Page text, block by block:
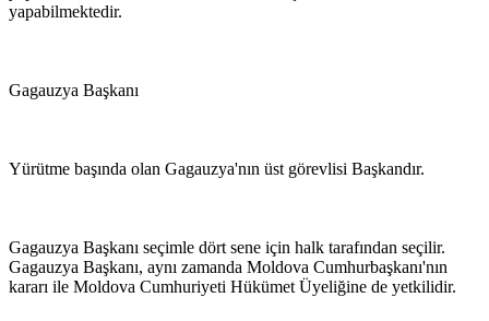
yapabilmektedir.
Gagauzya Başkanı
Yürütme başında olan Gagauzya'nın üst görevlisi Başkandır.
Gagauzya Başkanı seçimle dört sene için halk tarafından seçilir.
Gagauzya Başkanı, aynı zamanda Moldova Cumhurbaşkanı'nın
kararı ile Moldova Cumhuriyeti Hükümet Üyeliğine de yetkilidir.